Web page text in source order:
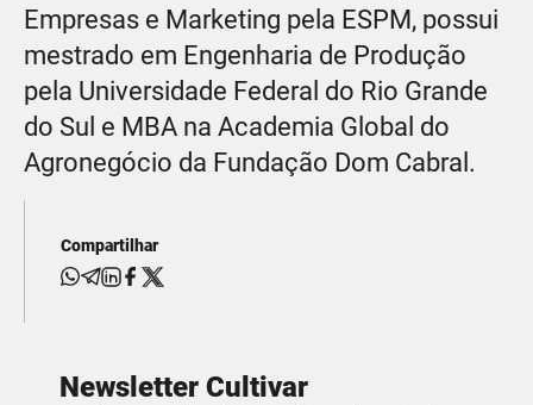
Empresas e Marketing pela ESPM, possui
mestrado em Engenharia de Produção
pela Universidade Federal do Rio Grande
do Sul e MBA na Academia Global do
Agronegócio da Fundação Dom Cabral.
Compartilhar
Newsletter Cultivar